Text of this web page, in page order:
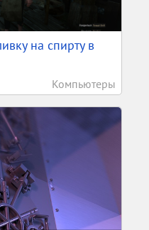
на спирту в
Компьютеры